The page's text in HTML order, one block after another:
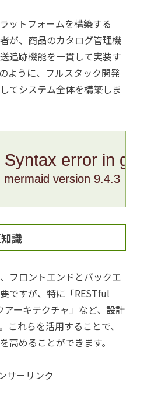
ットフォームを構築する
が、商品のカタログ管理機
追跡機能を一貫して実装す
ように、フルスタック開発
てシステム全体を構築しま
Syntax error in
mermaid version 9.4.3
識
フロントエンドとバックエ
ですが、特に「RESTful
アーキテクチャ」など、設計
これらを活用することで、
高めることができます。
サーリンク